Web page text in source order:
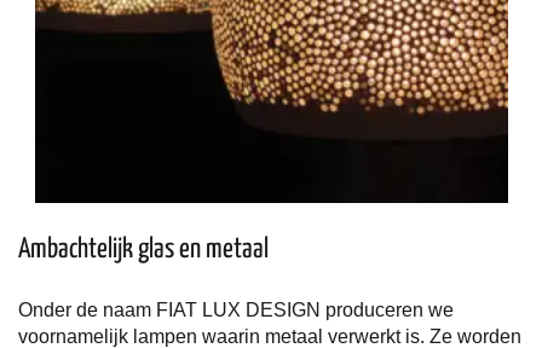
Ambachtelijk glas en metaal
Onder de naam FIAT LUX DESIGN produceren we
voornamelijk lampen waarin metaal verwerkt is. Ze worden